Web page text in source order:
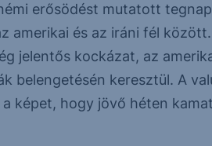
erősödést mutatott
amerikai és az iráni fél
jelentős kockázat, az
belengetésén keresztül. A
képet, hogy jövő héten